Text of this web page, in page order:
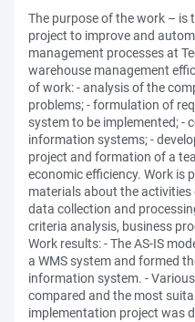
The purpose of the work – is
project to improve and
management processes at
warehouse management
of work: - analysis of the
problems; - formulation of
system to be implemented; -
information systems; -
project and formation of a
economic efficiency. Work is
materials about the activities
data collection and
criteria analysis, business
Work results: - The AS-IS
a WMS system and formed
information system. -
compared and the most
implementation project was